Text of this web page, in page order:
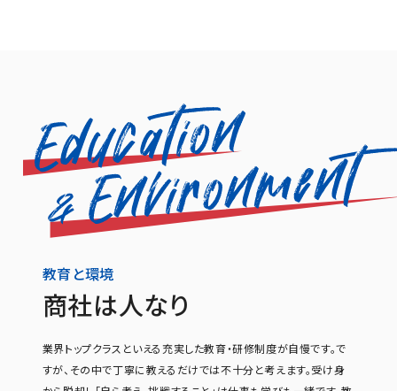
教育と環境
商社は人なり
業界トップクラスといえる充実した教育・研修制度が自慢です。で
すが、その中で丁寧に教えるだけでは不十分と考えます。受け身